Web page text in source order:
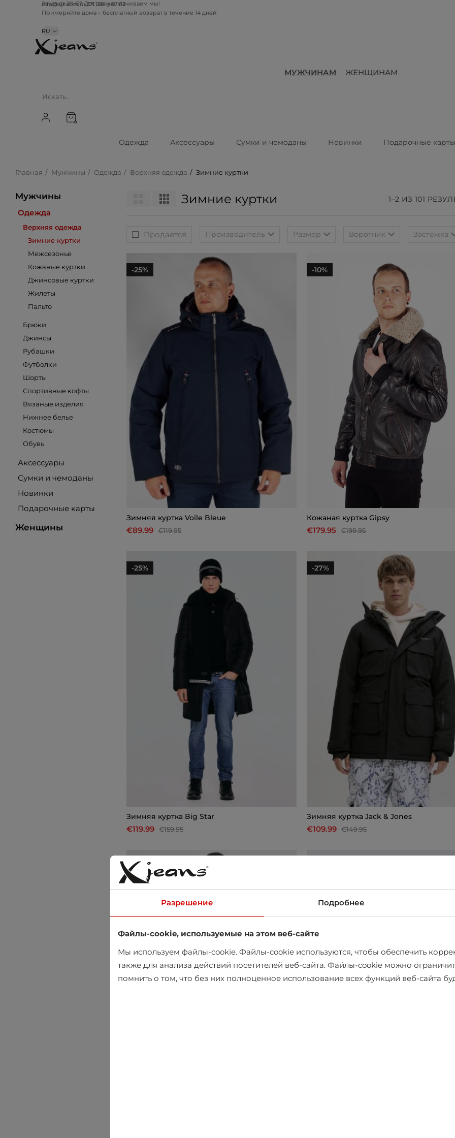
info@xjeans.eu+371 256 462 62
Заказ от 20 €? Доставку оплачиваем мы!
RU
МУЖЧИНАМ ЖЕНЩИНАМ
0
Одежда Аксессуары Сумки и чемоданы Новинки Подарочные карты
Главная Мужчины Одежда Верхняя одежда Зимние куртки
Мужчины
Одежда
Верхняя одежда
Зимние куртки
Межсезонье
Кожаные куртки
Джинсовые куртки
Жилеты
Пальто
Брюки
Джинсы
Рубашки
Футболки
Шорты
Спортивные кофты
Вязаные изделия
Нижнее белье
Костюмы
Обувь
Аксессуары
Сумки и чемоданы
Новинки
Подарочные карты
Женщины
Зимние куртки 1–2 ИЗ 101
Продается Производитель Размер Воротник Застежка
-25%
Зимняя куртка Voile Bleue
€89.99 €119.95
-10%
Кожаная куртка Gipsy
€179.95 €199.95
-25%
Зимняя куртка Big Star
€119.99 €159.95
-27%
Зимняя куртка Jack & Jones
€109.99 €149.95
-10%
Разрешение Подробнее
Файлы-cookie, используемые на этом веб-сайте
Мы используем файлы-cookie. Файлы-cookie используются, чтобы обеспечить
также для анализа действий посетителей веб-сайта. Файлы-cookie можно
помнить о том, что без них полноценное использование всех функций веб-сайта